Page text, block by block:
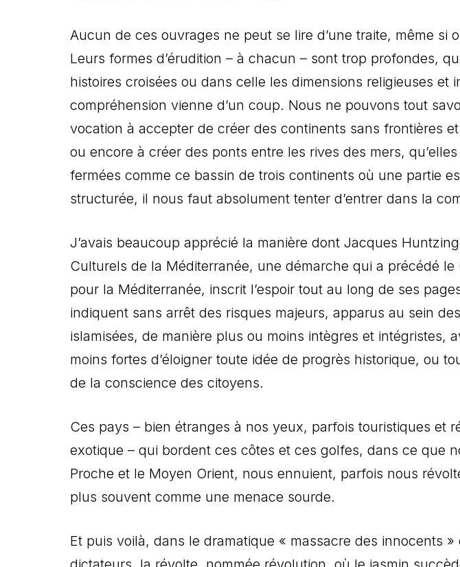
Aucun de ces ouvrages ne peut se lire d’une traite, même si
Leurs formes d’érudition – à chacun – sont trop profondes,
histoires croisées ou dans celle les dimensions religieuses et
compréhension vienne d’un coup. Nous ne pouvons tout
vocation à accepter de créer des continents sans frontières
ou encore à créer des ponts entre les rives des mers,
fermées comme ce bassin de trois continents où une partie
structurée, il nous faut absolument tenter d’entrer dans la
J’avais beaucoup apprécié la manière dont Jacques
Culturels de la Méditerranée, une démarche qui a précédé le
pour la Méditerranée, inscrit l’espoir tout au long de ses
indiquent sans arrêt des risques majeurs, apparus au sein
islamisées, de manière plus ou moins intègres et intégristes,
moins fortes d’éloigner toute idée de progrès historique, ou
de la conscience des citoyens.
Ces pays – bien étranges à nos yeux, parfois touristiques et
exotique – qui bordent ces côtes et ces golfes, dans ce que
Proche et le Moyen Orient, nous ennuient, parfois nous
plus souvent comme une menace sourde.
Et puis voilà, dans le dramatique « massacre des innocents